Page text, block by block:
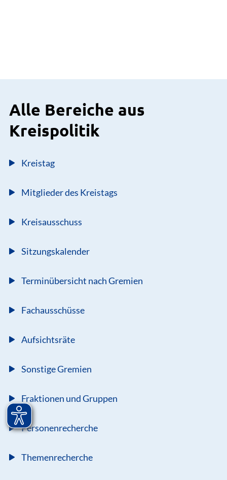
Alle Bereiche aus
Kreispolitik
Kreistag
Mitglieder des Kreistags
Kreisausschuss
Sitzungskalender
Terminübersicht nach Gremien
Fachausschüsse
Aufsichtsräte
Sonstige Gremien
Fraktionen und Gruppen
Personenrecherche
Themenrecherche